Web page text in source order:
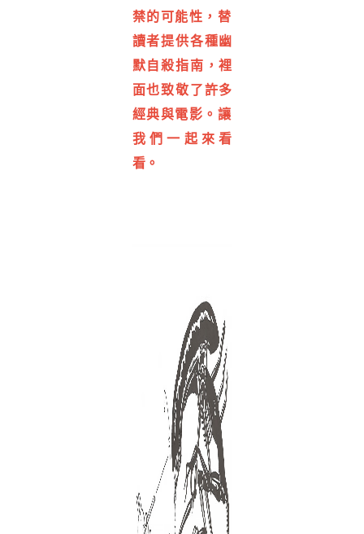
禁的可能性， 替
讀者提供各種幽
默自殺指南，裡
面也致敬了許多
經典與電影。 讓
我們一起來看
看。